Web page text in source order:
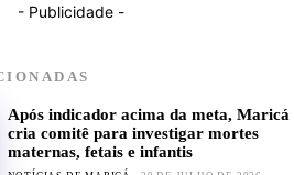
- Publicidade -
Após indicador acima da meta, Maricá
cria comitê para investigar mortes
maternas, fetais e infantis